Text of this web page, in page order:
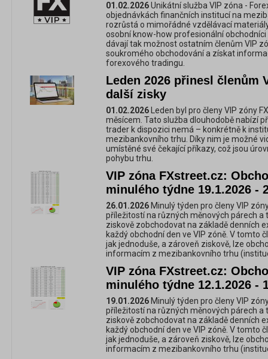
01.02.2026Unikátní služba VIP zóna -
objednávkách finančních institucí na
rozrůstá o mimořádné vzdělávací
osobní know-how profesionální
dávají tak možnost ostatním členům VIP
soukromého obchodování a získat
forexového tradingu.
Leden 2026 přinesl členům
další zisky
01.02.2026 Leden byl pro členy VIP zóny
měsícem. Tato služba dlouhodobě nabízí
trader k dispozici nemá – konkrétně k
mezibankovního trhu. Díky nim je možné
umístěné své čekající příkazy, což jsou
pohybu trhu.
VIP zóna FXstreet.cz:
minulého týdne 19.1.2026 -
26.01.2026 Minulý týden pro členy VIP
příležitostí na různých měnových párech a
ziskově zobchodovat na základě denních
každý obchodní den ve VIP zóně. V tomto
jak jednoduše, a zároveň ziskově, lze
informacím z mezibankovního trhu
VIP zóna FXstreet.cz:
minulého týdne 12.1.2026 -
19.01.2026 Minulý týden pro členy VIP
příležitostí na různých měnových párech a
ziskově zobchodovat na základě denních
každý obchodní den ve VIP zóně. V tomto
jak jednoduše, a zároveň ziskově, lze
informacím z mezibankovního trhu